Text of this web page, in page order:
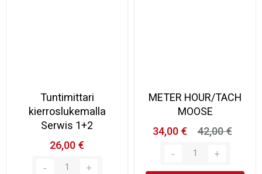
Tuntimittari
kierroslukemalla
Serwis 1+2
26,00 €
METER HOUR/TACH
MOOSE
34,00 €
42,00 €